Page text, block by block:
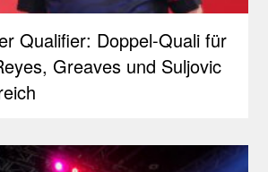
Qualifier: Doppel-Quali für
Greaves und Suljovic